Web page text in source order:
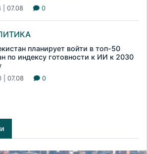
| 07.08 0
планирует войти в топ-50
по индексу готовности к ИИ к 2030
| 07.08 0